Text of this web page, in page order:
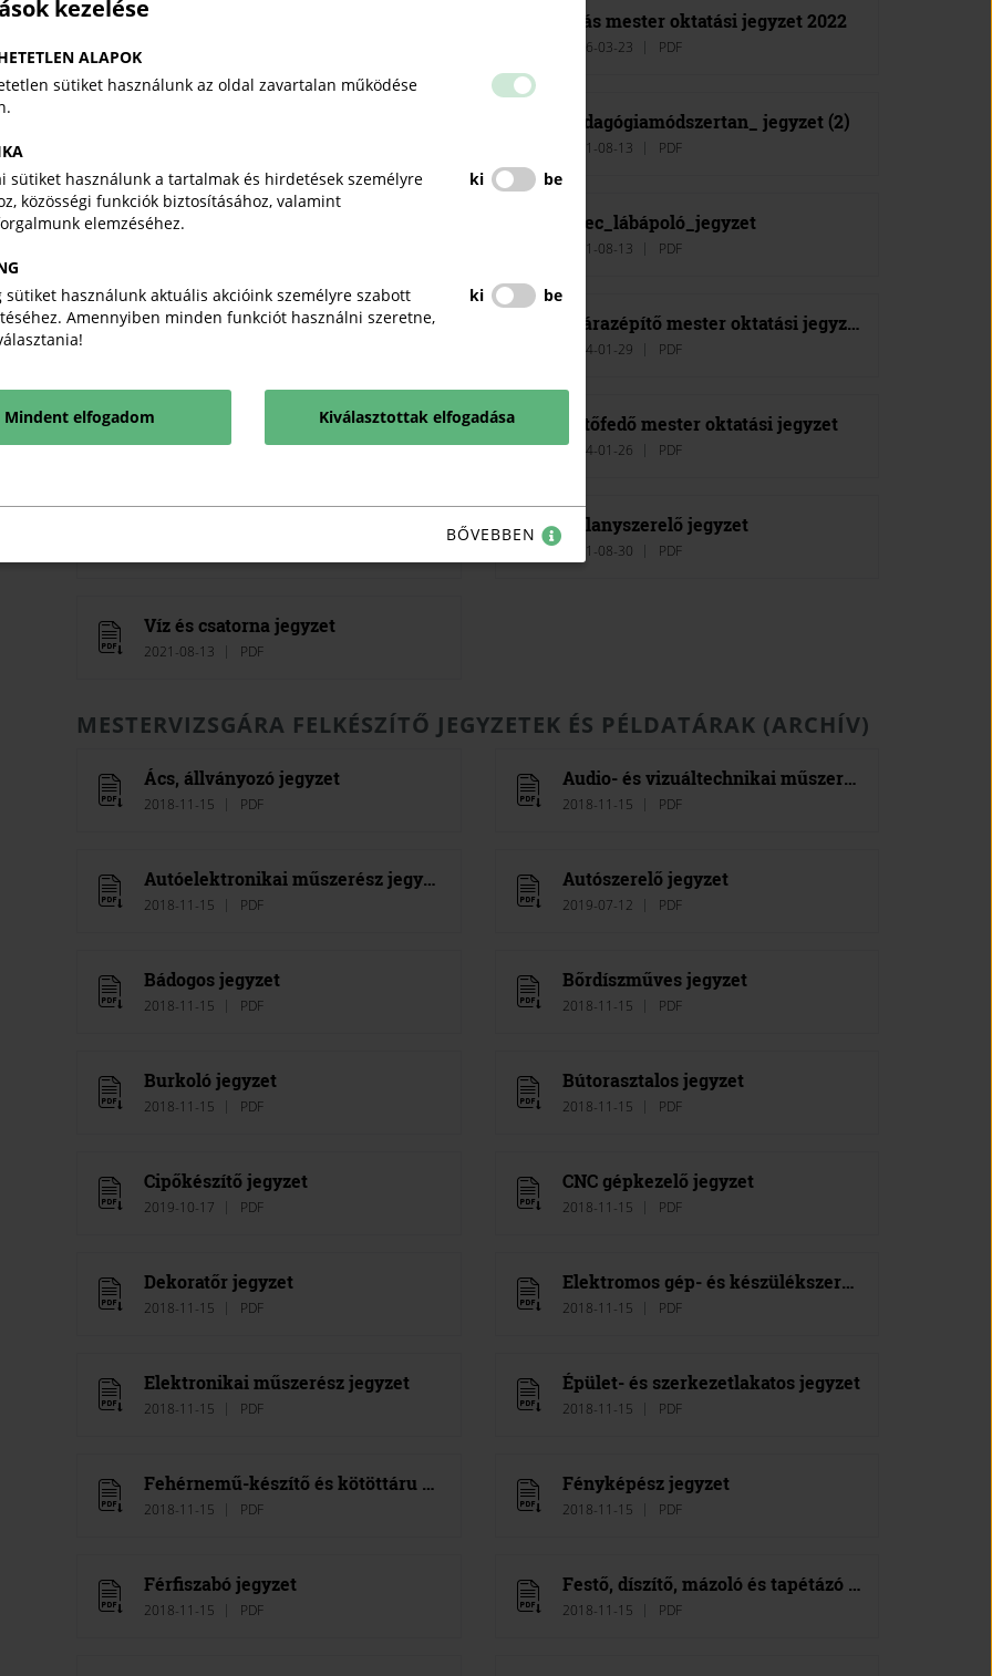
Optikus Órás mester oktatási jegyzet 2022
2026-03-23 PDF
Pedagógiamódszertan_ jegyzet (2)
2021-08-13 PDF
Pincer Spec_lábápoló_jegyzet
2021-08-13 PDF
Szakács mester jegyzet_2023 Szárazépítő mester oktatási jegyzet
2024-01-29 PDF
Szerszámkészítő_jegyzet
2021-08-13
Tetőfedő mester oktatási jegyzet
2024-01-26 PDF
Villanyszerelő jegyzet
2021-08-30 PDF
Víz és csatorna jegyzet
2021-08-13 PDF
MESTERVIZSGÁRA FELKÉSZÍTŐ JEGYZETEK ÉS PÉLDATÁRAK (ARCHÍV)
Ács, állványozó jegyzet
2018-11-15 PDF
Audio- és vizuáltechnikai műszerész jegyzet
2018-11-15 PDF
Autóelektronikai műszerész jegyzet
2018-11-15 PDF
Autószerelő jegyzet
2019-07-12 PDF
Bádogos jegyzet
2018-11-15 PDF
Bőrdíszműves jegyzet
2018-11-15 PDF
Burkoló jegyzet
2018-11-15 PDF
Bútorasztalos jegyzet
2018-11-15 PDF
Cipőkészítő jegyzet
2019-10-17 PDF
CNC gépkezelő jegyzet
2018-11-15 PDF
Dekoratőr jegyzet
2018-11-15 PDF
Elektromos gép- és készülékszerelő jegyzet
2018-11-15 PDF
Elektronikai műszerész jegyzet
2018-11-15 PDF
Épület- és szerkezetlakatos jegyzet
2018-11-15 PDF
Fehérnemű-készítő és kötöttáru összeállító jegyzet
2018-11-15 PDF
Fényképész jegyzet
2018-11-15 PDF
Férfiszabó jegyzet
2018-11-15 PDF
Festő, díszítő, mázoló és tapétázó jegyzet
2018-11-15 PDF
kezelése
ALAPOK
sütiket használunk az oldal zavartalan működése
sütiket használunk a tartalmak és hirdetések személyre
közösségi funkciók biztosításához, valamint
elemzéséhez.
ki be
sütiket használunk aktuális akcióink személyre szabott
Amennyiben minden funkciót használni szeretne,
ki be
Mindent elfogadom Kiválasztottak elfogadása
BŐVEBBEN